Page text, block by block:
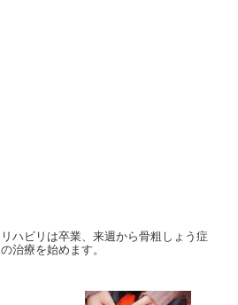
リハビリは卒業、来週から骨粗しょう症
の治療を始めます。